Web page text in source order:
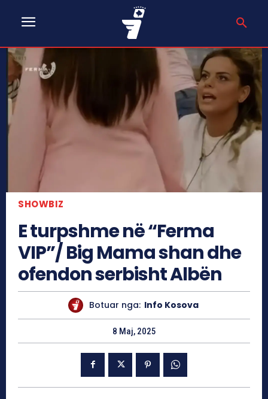
SHOWBIZ
E turpshme në “Ferma
VIP”/ Big Mama shan dhe
ofendon serbisht Albën
Botuar nga: Info Kosova
8 Maj, 2025